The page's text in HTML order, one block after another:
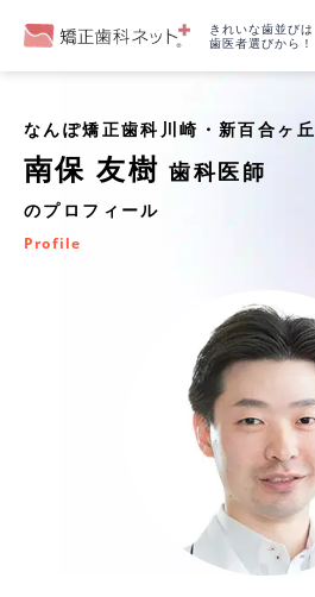
きれいな歯並びは
歯医者選びから！
なんぽ矯正歯科川崎・新百合ヶ丘
南保 友樹歯科医師
のプロフィール
Profile